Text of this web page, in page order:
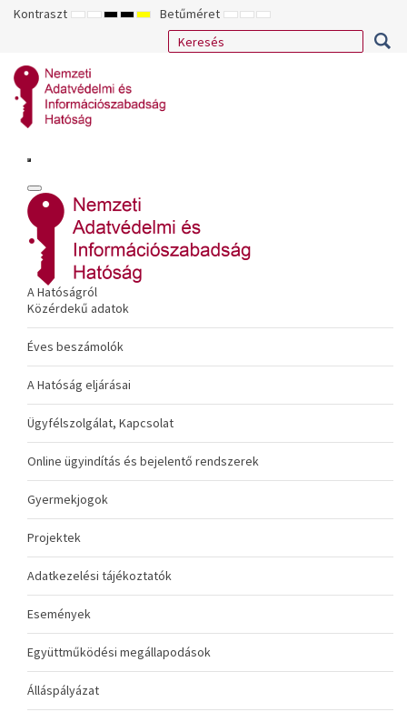
Kontraszt ALAPÉRTELMEZETT
ÉJSZAKAI
NAGY
KONTRASZTÚ
NAGY
KONTRASZTÚ
NAGY
KONTRASZTÚ
SÁRGA
FEKETE
Betűméret KISEBB
BETŰTÍPUS
ALAPÉRTELMEZETT
BETŰMÉRET
NAGYOBB
BETŰMÉRET
A Hatóságról
Közérdekű adatok
Éves beszámolók
A Hatóság eljárásai
Ügyfélszolgálat, Kapcsolat
Online ügyindítás és bejelentő rendszerek
Gyermekjogok
Projektek
Adatkezelési tájékoztatók
Események
Együttműködési megállapodások
Álláspályázat